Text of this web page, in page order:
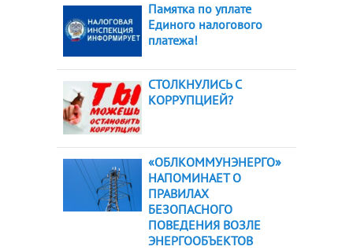
Памятка по уплате
Единого налогового
платежа!
СТОЛКНУЛИСЬ С
КОРРУПЦИЕЙ?
«ОБЛКОММУНЭНЕРГО»
НАПОМИНАЕТ О
ПРАВИЛАХ
БЕЗОПАСНОГО
ПОВЕДЕНИЯ ВОЗЛЕ
ЭНЕРГООБЪЕКТОВ